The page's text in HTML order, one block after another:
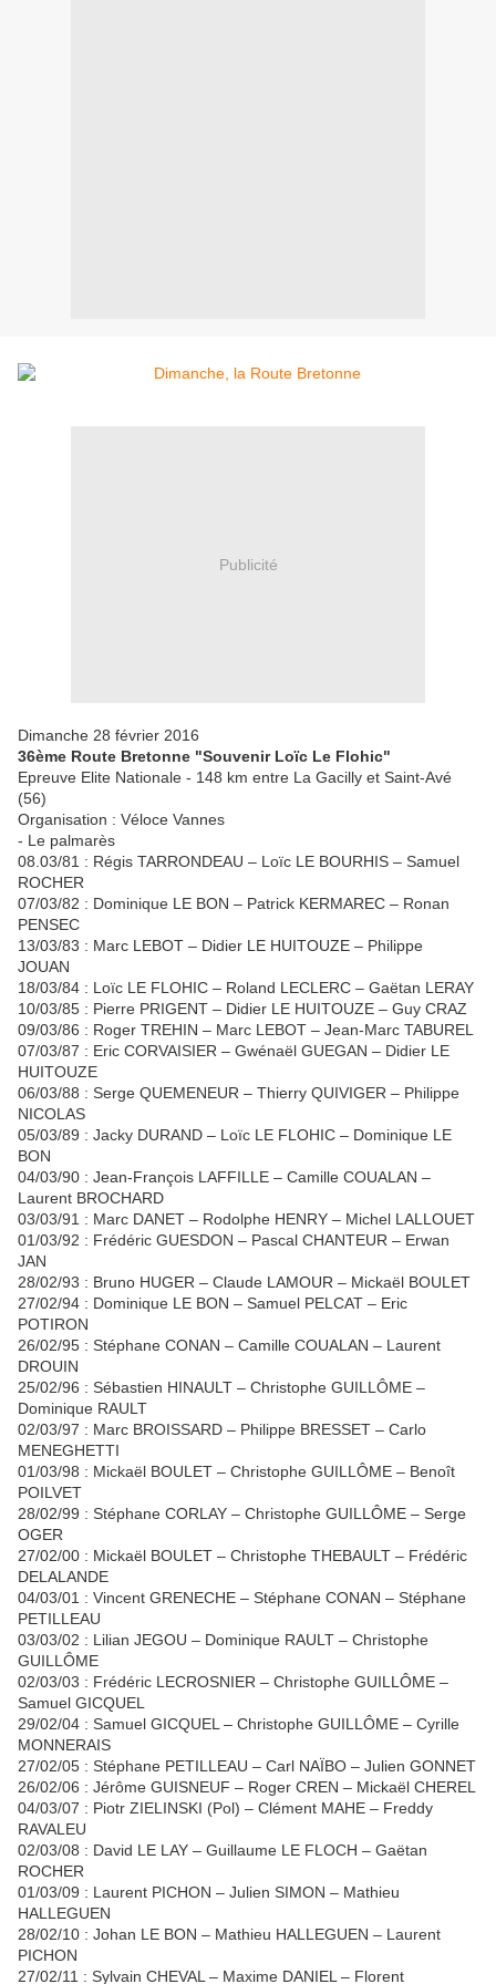
Publicité
Dimanche 28 février 2016
36ème Route Bretonne "Souvenir Loïc Le Flohic"
Epreuve Elite Nationale - 148 km entre La Gacilly et Saint-Avé
(56)
Organisation : Véloce Vannes
- Le palmarès
08.03/81 : Régis TARRONDEAU – Loïc LE BOURHIS – Samuel
ROCHER
07/03/82 : Dominique LE BON – Patrick KERMAREC – Ronan
PENSEC
13/03/83 : Marc LEBOT – Didier LE HUITOUZE – Philippe
JOUAN
18/03/84 : Loïc LE FLOHIC – Roland LECLERC – Gaëtan LERAY
10/03/85 : Pierre PRIGENT – Didier LE HUITOUZE – Guy CRAZ
09/03/86 : Roger TREHIN – Marc LEBOT – Jean-Marc TABUREL
07/03/87 : Eric CORVAISIER – Gwénaël GUEGAN – Didier LE
HUITOUZE
06/03/88 : Serge QUEMENEUR – Thierry QUIVIGER – Philippe
NICOLAS
05/03/89 : Jacky DURAND – Loïc LE FLOHIC – Dominique LE
BON
04/03/90 : Jean-François LAFFILLE – Camille COUALAN –
Laurent BROCHARD
03/03/91 : Marc DANET – Rodolphe HENRY – Michel LALLOUET
01/03/92 : Frédéric GUESDON – Pascal CHANTEUR – Erwan
JAN
28/02/93 : Bruno HUGER – Claude LAMOUR – Mickaël BOULET
27/02/94 : Dominique LE BON – Samuel PELCAT – Eric
POTIRON
26/02/95 : Stéphane CONAN – Camille COUALAN – Laurent
DROUIN
25/02/96 : Sébastien HINAULT – Christophe GUILLÔME –
Dominique RAULT
02/03/97 : Marc BROISSARD – Philippe BRESSET – Carlo
MENEGHETTI
01/03/98 : Mickaël BOULET – Christophe GUILLÔME – Benoît
POILVET
28/02/99 : Stéphane CORLAY – Christophe GUILLÔME – Serge
OGER
27/02/00 : Mickaël BOULET – Christophe THEBAULT – Frédéric
DELALANDE
04/03/01 : Vincent GRENECHE – Stéphane CONAN – Stéphane
PETILLEAU
03/03/02 : Lilian JEGOU – Dominique RAULT – Christophe
GUILLÔME
02/03/03 : Frédéric LECROSNIER – Christophe GUILLÔME –
Samuel GICQUEL
29/02/04 : Samuel GICQUEL – Christophe GUILLÔME – Cyrille
MONNERAIS
27/02/05 : Stéphane PETILLEAU – Carl NAÏBO – Julien GONNET
26/02/06 : Jérôme GUISNEUF – Roger CREN – Mickaël CHEREL
04/03/07 : Piotr ZIELINSKI (Pol) – Clément MAHE – Freddy
RAVALEU
02/03/08 : David LE LAY – Guillaume LE FLOCH – Gaëtan
ROCHER
01/03/09 : Laurent PICHON – Julien SIMON – Mathieu
HALLEGUEN
28/02/10 : Johan LE BON – Mathieu HALLEGUEN – Laurent
PICHON
27/02/11 : Sylvain CHEVAL – Maxime DANIEL – Florent